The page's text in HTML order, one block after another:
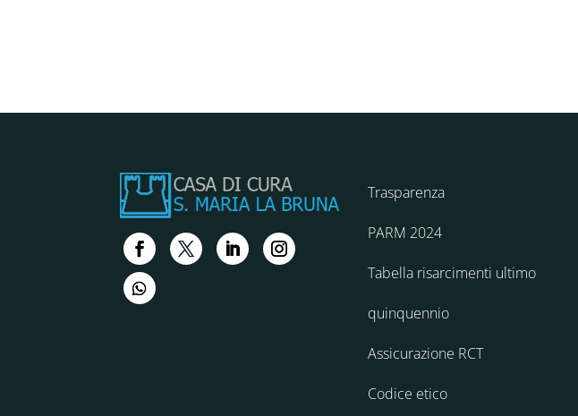
Trasparenza
PARM 2024
Tabella risarcimenti ultimo
quinquennio
Assicurazione RCT
Codice etico